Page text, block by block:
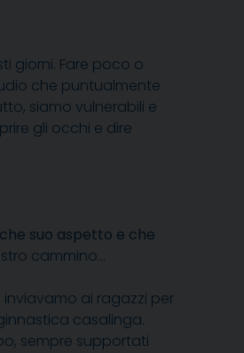
giorni. Fare poco o
che puntualmente
siamo vulnerabili e
gli occhi e dire
suo aspetto e che
cammino…
ai ragazzi per
casalinga.
sempre supportati